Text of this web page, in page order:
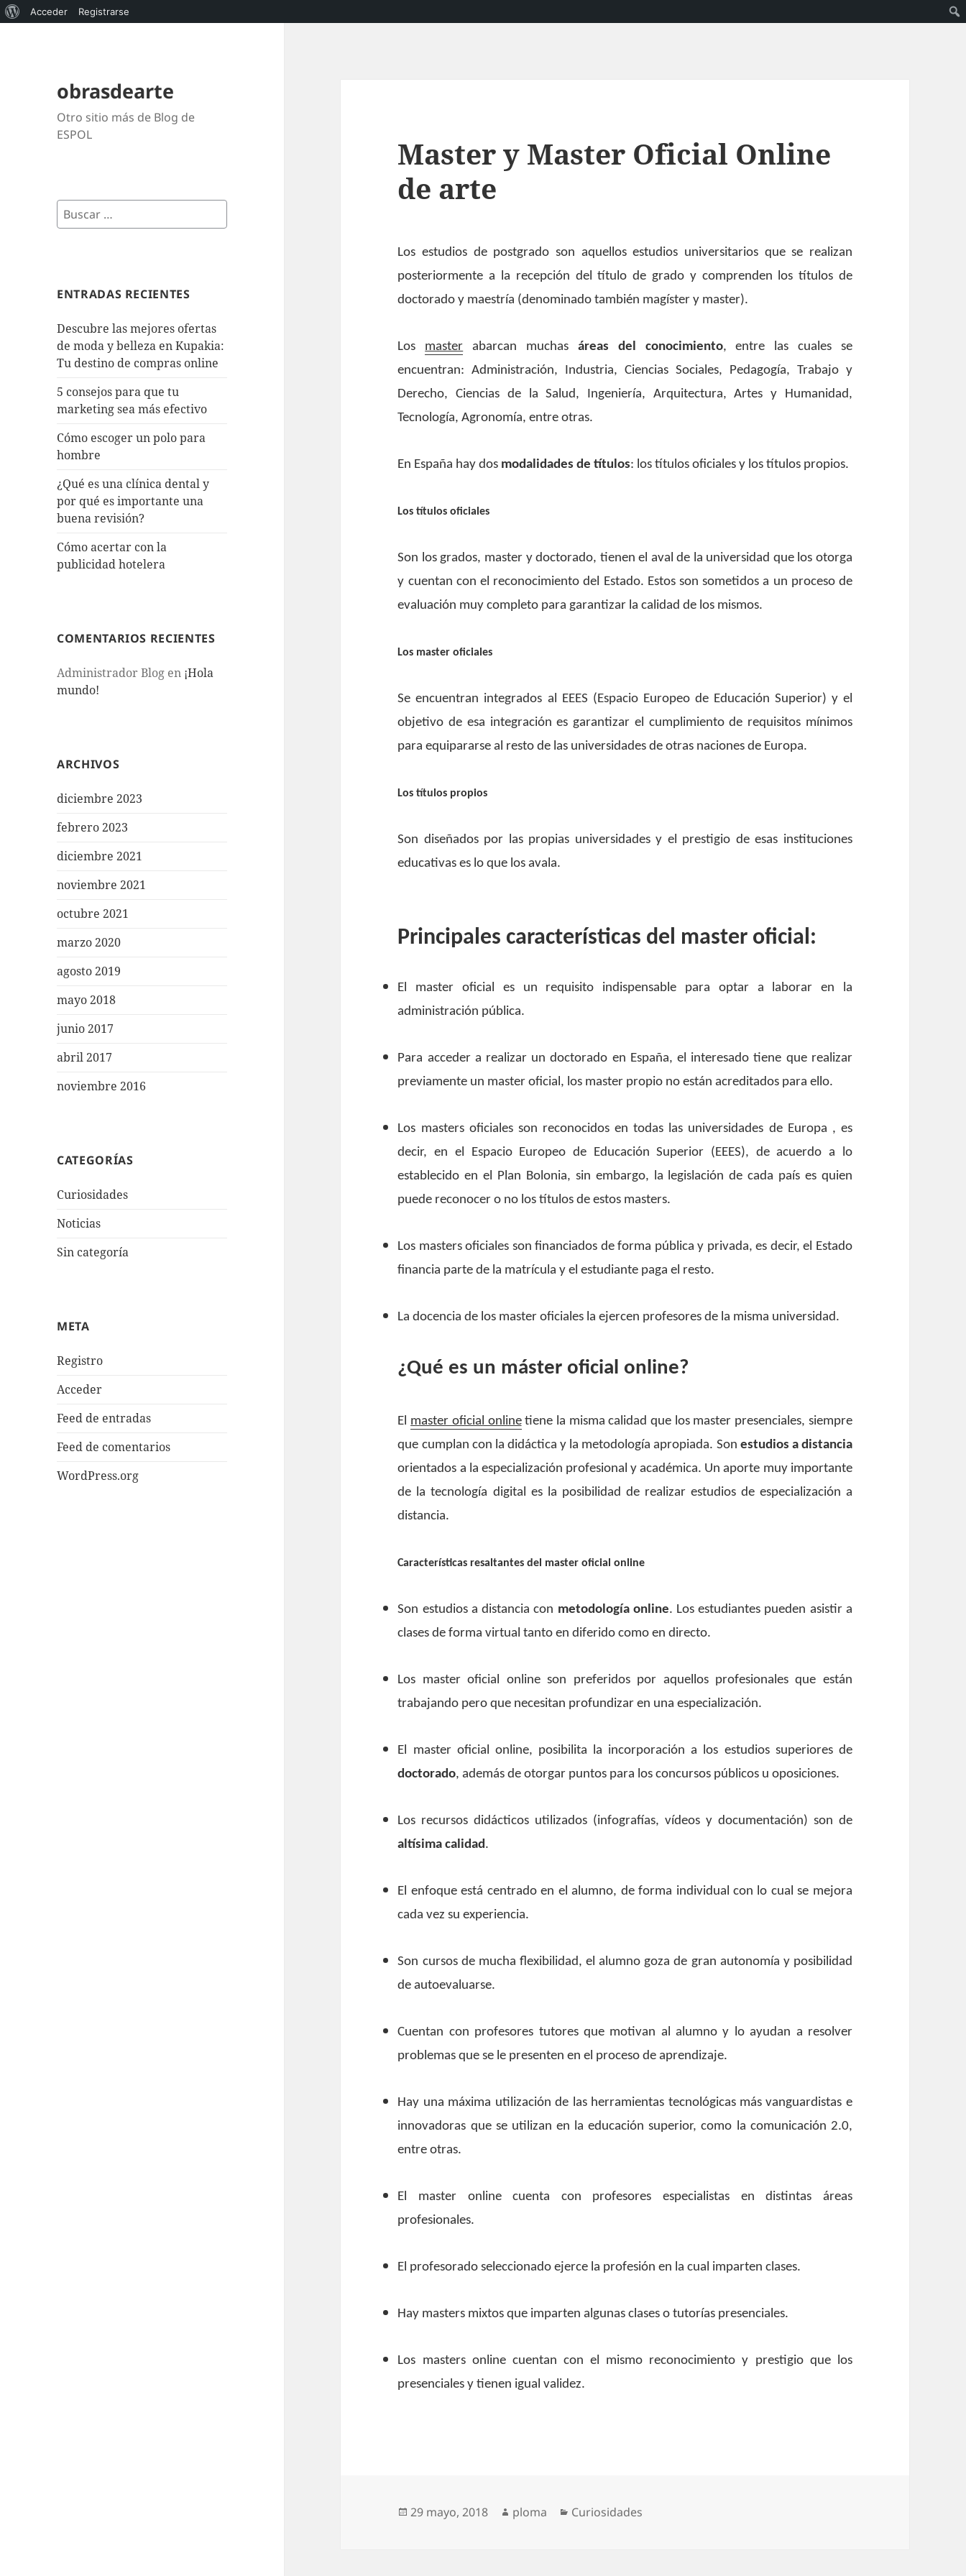
Acerca
Acceder Registrarse
obrasdearte
Otro sitio más de Blog de
ESPOL
Buscar:
ENTRADAS RECIENTES
Descubre las mejores ofertas
de moda y belleza en Kupakia:
Tu destino de compras online
5 consejos para que tu
marketing sea más efectivo
Cómo escoger un polo para
hombre
¿Qué es una clínica dental y
por qué es importante una
buena revisión?
Cómo acertar con la
publicidad hotelera
COMENTARIOS RECIENTES
Administrador Blog en ¡Hola
mundo!
ARCHIVOS
diciembre 2023
febrero 2023
diciembre 2021
noviembre 2021
octubre 2021
marzo 2020
agosto 2019
mayo 2018
junio 2017
abril 2017
noviembre 2016
CATEGORÍAS
Curiosidades
Noticias
Sin categoría
META
Registro
Acceder
Feed de entradas
Feed de comentarios
WordPress.org
Master y Master Oficial Online
de arte
Los estudios de postgrado son aquellos estudios universitarios que se realizan
posteriormente a la recepción del título de grado y comprenden los títulos de
doctorado y maestría (denominado también magíster y master).
Los master abarcan muchas áreas del conocimiento, entre las cuales se
encuentran: Administración, Industria, Ciencias Sociales, Pedagogía, Trabajo y
Derecho, Ciencias de la Salud, Ingeniería, Arquitectura, Artes y Humanidad,
Tecnología, Agronomía, entre otras.
En España hay dos modalidades de títulos: los títulos oficiales y los títulos propios.
Los títulos oficiales
Son los grados, master y doctorado, tienen el aval de la universidad que los otorga
y cuentan con el reconocimiento del Estado. Estos son sometidos a un proceso de
evaluación muy completo para garantizar la calidad de los mismos.
Los master oficiales
Se encuentran integrados al EEES (Espacio Europeo de Educación Superior) y el
objetivo de esa integración es garantizar el cumplimiento de requisitos mínimos
para equipararse al resto de las universidades de otras naciones de Europa.
Los títulos propios
Son diseñados por las propias universidades y el prestigio de esas instituciones
educativas es lo que los avala.
Principales características del master oficial:
El master oficial es un requisito indispensable para optar a laborar en la
administración pública.
Para acceder a realizar un doctorado en España, el interesado tiene que realizar
previamente un master oficial, los master propio no están acreditados para ello.
Los masters oficiales son reconocidos en todas las universidades de Europa , es
decir, en el Espacio Europeo de Educación Superior (EEES), de acuerdo a lo
establecido en el Plan Bolonia, sin embargo, la legislación de cada país es quien
puede reconocer o no los títulos de estos masters.
Los masters oficiales son financiados de forma pública y privada, es decir, el Estado
financia parte de la matrícula y el estudiante paga el resto.
La docencia de los master oficiales la ejercen profesores de la misma universidad.
¿Qué es un máster oficial online?
El master oficial onlinetiene la misma calidad que los master presenciales, siempre
que cumplan con la didáctica y la metodología apropiada. Son estudios a distancia
orientados a la especialización profesional y académica. Un aporte muy importante
de la tecnología digital es la posibilidad de realizar estudios de especialización a
distancia.
Características resaltantes del master oficial online
Son estudios a distancia con metodología online. Los estudiantes pueden asistir a
clases de forma virtual tanto en diferido como en directo.
Los master oficial online son preferidos por aquellos profesionales que están
trabajando pero que necesitan profundizar en una especialización.
El master oficial online, posibilita la incorporación a los estudios superiores de
doctorado, además de otorgar puntos para los concursos públicos u oposiciones.
Los recursos didácticos utilizados (infografías, vídeos y documentación) son de
altísima calidad .
El enfoque está centrado en el alumno, de forma individual con lo cual se mejora
cada vez su experiencia.
Son cursos de mucha flexibilidad, el alumno goza de gran autonomía y posibilidad
de autoevaluarse.
Cuentan con profesores tutores que motivan al alumno y lo ayudan a resolver
problemas que se le presenten en el proceso de aprendizaje.
Hay una máxima utilización de las herramientas tecnológicas más vanguardistas e
innovadoras que se utilizan en la educación superior, como la comunicación 2.0,
entre otras.
El master online cuenta con profesores especialistas en distintas áreas
profesionales.
El profesorado seleccionado ejerce la profesión en la cual imparten clases.
Hay masters mixtos que imparten algunas clases o tutorías presenciales.
Los masters online cuentan con el mismo reconocimiento y prestigio que los
presenciales y tienen igual validez.
Publicado
29 mayo, 2018 Autor
ploma Categorías
Curiosidades